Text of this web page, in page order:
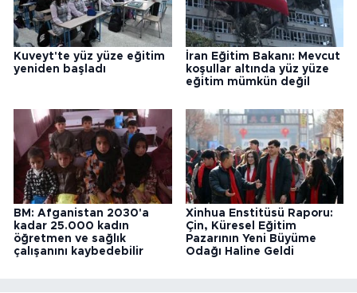
Kuveyt'te yüz yüze eğitim
yeniden başladı
İran Eğitim Bakanı: Mevcut
koşullar altında yüz yüze
eğitim mümkün değil
BM: Afganistan 2030'a
kadar 25.000 kadın
öğretmen ve sağlık
çalışanını kaybedebilir
Xinhua Enstitüsü Raporu:
Çin, Küresel Eğitim
Pazarının Yeni Büyüme
Odağı Haline Geldi